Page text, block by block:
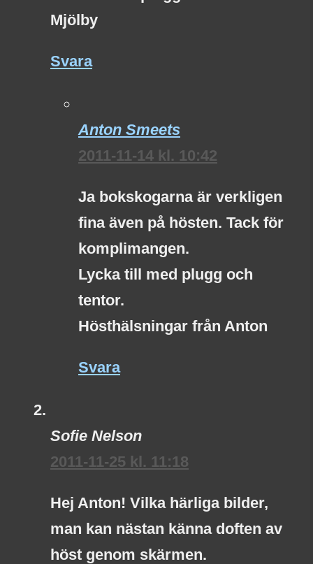
Mjölby
Svara
Anton Smeets
2011-11-14 kl. 10:42
Ja bokskogarna är verkligen
fina även på hösten. Tack för
komplimangen.
Lycka till med plugg och
tentor.
Hösthälsningar från Anton
Svara
Sofie Nelson
2011-11-25 kl. 11:18
Hej Anton! Vilka härliga bilder,
man kan nästan känna doften av
höst genom skärmen.